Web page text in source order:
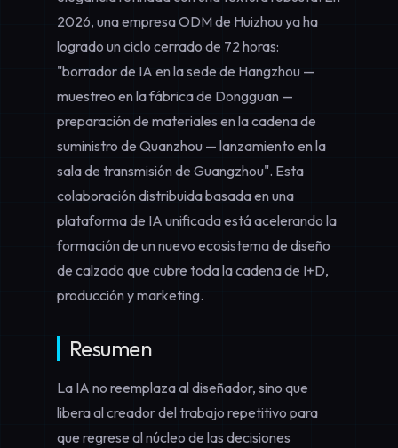
2026, una empresa ODM de Huizhou ya ha
logrado un ciclo cerrado de 72 horas:
"borrador de IA en la sede de Hangzhou —
muestreo en la fábrica de Dongguan —
preparación de materiales en la cadena de
suministro de Quanzhou — lanzamiento en la
sala de transmisión de Guangzhou". Esta
colaboración distribuida basada en una
plataforma de IA unificada está acelerando la
formación de un nuevo ecosistema de diseño
de calzado que cubre toda la cadena de I+D,
producción y marketing.
Resumen
La IA no reemplaza al diseñador, sino que
libera al creador del trabajo repetitivo para
que regrese al núcleo de las decisiones